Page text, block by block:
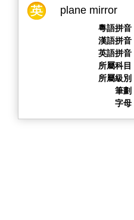
plane mirror
粵語拼音
漢語拼音
英語拼音
所屬科目
所屬級別
筆劃
字母